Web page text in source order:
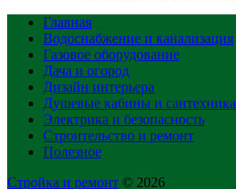
Главная
Водоснабжение и канализация
Газовое оборудование
Дача и огород
Дизайн интерьера
Душевые кабины и сантехника
Электрика и безопасность
Строительство и ремонт
Полезное
Стройка и ремонт © 2026